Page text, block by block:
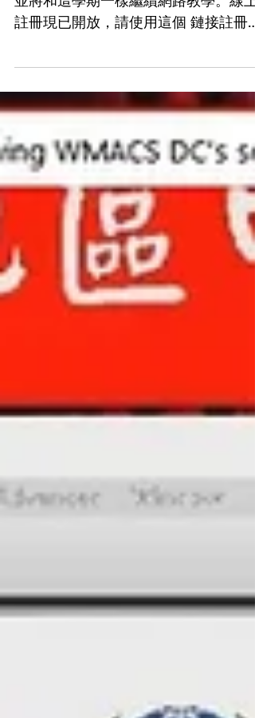
下學期（春季班）將於1月24日開始，
註冊現已開放，請使用這個 鏈接註冊。
24th, and we will continue with online...